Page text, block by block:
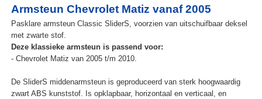
Armsteun Chevrolet Matiz vanaf 2005
Pasklare armsteun Classic SliderS, voorzien van uitschuifbaar deksel
met zwarte stof.
Deze klassieke armsteun is passend voor:
- Chevrolet Matiz van 2005 t/m 2010.
De SliderS middenarmsteun is geproduceerd van sterk hoogwaardig
zwart ABS kunststof. Is opklapbaar, horizontaal en verticaal, en